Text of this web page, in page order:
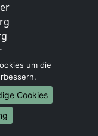
um die
Cookies